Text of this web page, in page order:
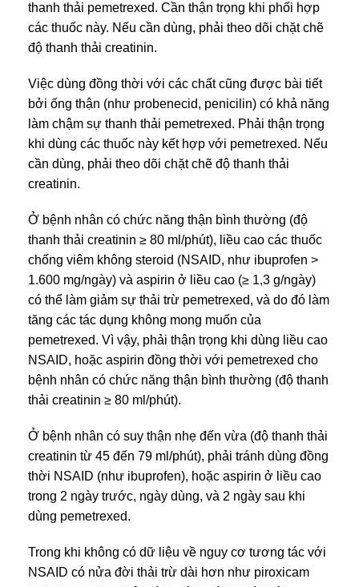
thanh thải pemetrexed. Cần thận trọng khi phối hợp
các thuốc này. Nếu cần dùng, phải theo dõi chặt chẽ
độ thanh thải creatinin.
Việc dùng đồng thời với các chất cũng được bài tiết
bởi ống thận (như probenecid, penicilin) có khả năng
làm chậm sự thanh thải pemetrexed. Phải thận trọng
khi dùng các thuốc này kết hợp với pemetrexed. Nếu
cần dùng, phải theo dõi chặt chẽ độ thanh thải
creatinin.
Ở bệnh nhân có chức năng thận bình thường (độ
thanh thải creatinin ≥ 80 ml/phút), liều cao các thuốc
chống viêm không steroid (NSAID, như ibuprofen >
1.600 mg/ngày) và aspirin ở liều cao (≥ 1,3 g/ngày)
có thể làm giảm sự thải trừ pemetrexed, và do đó làm
tăng các tác dụng không mong muốn của
pemetrexed. Vì vậy, phải thận trọng khi dùng liều cao
NSAID, hoặc aspirin đồng thời với pemetrexed cho
bệnh nhân có chức năng thận bình thường (độ thanh
thải creatinin ≥ 80 ml/phút).
Ở bệnh nhân có suy thận nhẹ đến vừa (độ thanh thải
creatinin từ 45 đến 79 ml/phút), phải tránh dùng đồng
thời NSAID (như ibuprofen), hoặc aspirin ở liều cao
trong 2 ngày trước, ngày dùng, và 2 ngày sau khi
dùng pemetrexed.
Trong khi không có dữ liệu về nguy cơ tương tác với
NSAID có nửa đời thải trừ dài hơn như piroxicam